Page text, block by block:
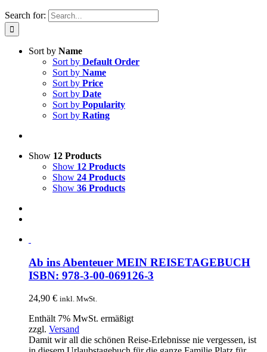
Search for:
Sort by Name
Sort by Default Order
Sort by Name
Sort by Price
Sort by Date
Sort by Popularity
Sort by Rating
Show 12 Products
Show 12 Products
Show 24 Products
Show 36 Products
Ab ins Abenteuer MEIN REISETAGEBUCH
ISBN: 978-3-00-069126-3
24,90 € inkl. MwSt.
Enthält 7% MwSt. ermäßigt
zzgl. Versand
Damit wir all die schönen Reise-Erlebnisse nie vergessen, ist